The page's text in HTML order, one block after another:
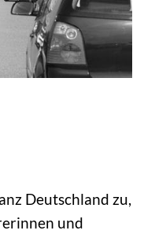
Deutschland zu,
und